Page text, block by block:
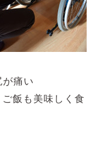
痛い
飯も美味しく食